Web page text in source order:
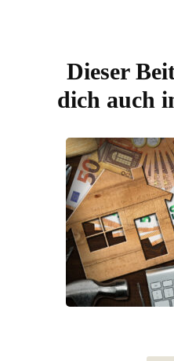
Beitragsnavigation
Dieser
dich auch